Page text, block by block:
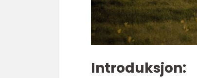
Introduksjon: